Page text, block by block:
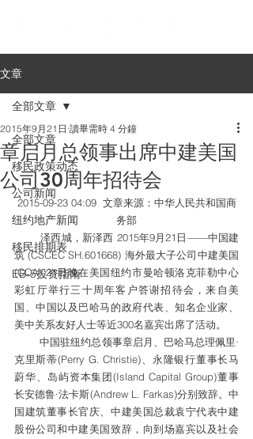
文章
全部文章
移民政策动态
公司新闻
纽约地产新闻
移民排期表
EB-5投资指南
全部文章
章启月总领事出席中建美国
公司30周年招待会
2015年9月21日 讀畢需時 4 分鐘
2015-09-23 04:09  文章来源：中华人民共和国商
务部
泽西城，新泽西 2015年9月21日——中国建
筑 (CSCEC SH.601668) 海外最大子公司中建美国
(CCA) 21日晚在美国纽约市曼哈顿洛克菲勒中心
彩虹厅举行三十周年客户答谢招待会，来自美
国、中国以及巴哈马的政府代表、知名企业家、
美中关系友好人士等近300名嘉宾出席了活动。
中国驻纽约总领事章启月、巴哈马总理佩里·
克里斯蒂(Perry G. Christie)、永隆银行董事长马
蔚华、岛屿资本集团(Island Capital Group)董事
长安德鲁·法卡斯(Andrew L. Farkas)分别致辞。中
国建筑董事长官庆、中建美国总裁袁宁代表中建
股份公司和中建美国致辞，向到场嘉宾以及社会